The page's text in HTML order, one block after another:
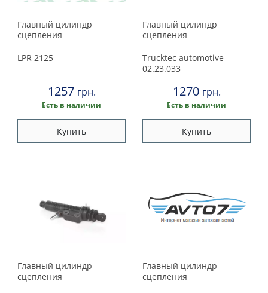
Главный цилиндр
сцепления
LPR 2125
1257 грн.
Есть в наличии
Купить
Главный цилиндр
сцепления
Trucktec automotive
02.23.033
1270 грн.
Есть в наличии
Купить
Главный цилиндр
сцепления
Главный цилиндр
сцепления